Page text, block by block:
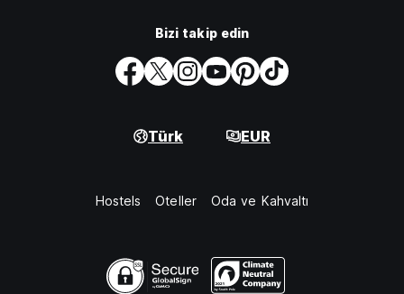
Bizi takip edin
Türk EUR
Hostels Oteller Oda ve Kahvaltı